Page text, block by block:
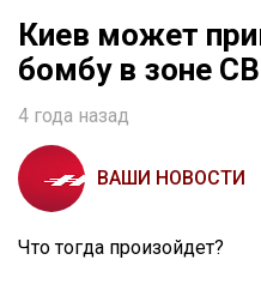
Киев может
бомбу в зоне
4 года назад
ВАШИ НОВОСТИ
Что тогда произойдет?